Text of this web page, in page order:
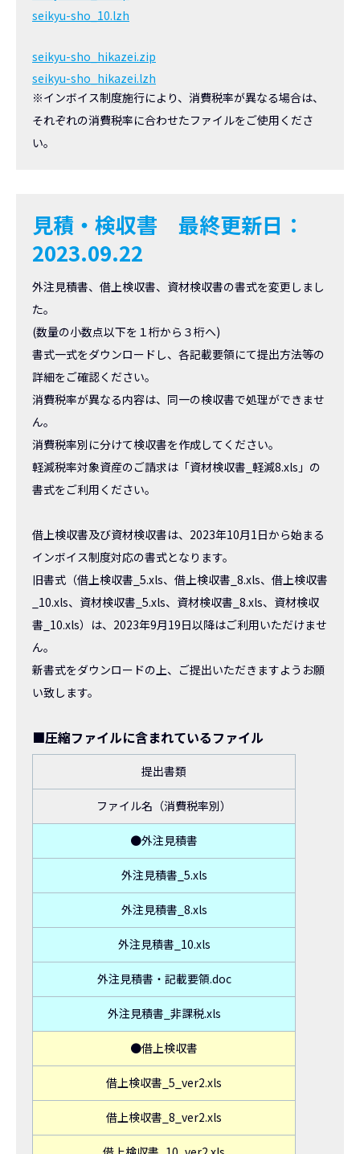
seikyu-sho_10.lzh
seikyu-sho_hikazei.zip
seikyu-sho_hikazei.lzh
※インボイス制度施行により、消費税率が異なる場合は、
それぞれの消費税率に合わせたファイルをご使用くださ
い。
見積・検収書 最終更新日：
2023.09.22
外注見積書、借上検収書、資材検収書の書式を変更しまし
た。
(数量の小数点以下を１桁から３桁へ)
書式一式をダウンロードし、各記載要領にて提出方法等の
詳細をご確認ください。
消費税率が異なる内容は、同一の検収書で処理ができませ
ん。
消費税率別に分けて検収書を作成してください。
軽減税率対象資産のご請求は「資材検収書_軽減8.xls」の
書式をご利用ください。
借上検収書及び資材検収書は、2023年10月1日から始まる
インボイス制度対応の書式となります。
旧書式（借上検収書_5.xls、借上検収書_8.xls、借上検収書
_10.xls、資材検収書_5.xls、資材検収書_8.xls、資材検収
書_10.xls）は、2023年9月19日以降はご利用いただけませ
ん。
新書式をダウンロードの上、ご提出いただきますようお願
い致します。
■圧縮ファイルに含まれているファイル
提出書類
ファイル名（消費税率別）
●外注見積書
外注見積書_5.xls
外注見積書_8.xls
外注見積書_10.xls
外注見積書・記載要領.doc
外注見積書_非課税.xls
●借上検収書
借上検収書_5_ver2.xls
借上検収書_8_ver2.xls